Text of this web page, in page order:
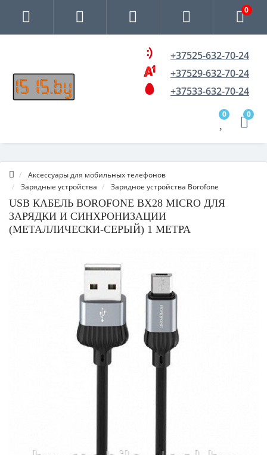
0
+37525-632-70-24
+37529-632-70-24
+37533-632-70-24
0 0
Аксессуары для мобильных телефонов
Зарядные устройства
Зарядное устройства Borofone
USB КАБЕЛЬ BOROFONE BX28 MICRO ДЛЯ
ЗАРЯДКИ И СИНХРОНИЗАЦИИ
(МЕТАЛЛИЧЕСКИ-СЕРЫЙ) 1 МЕТРА